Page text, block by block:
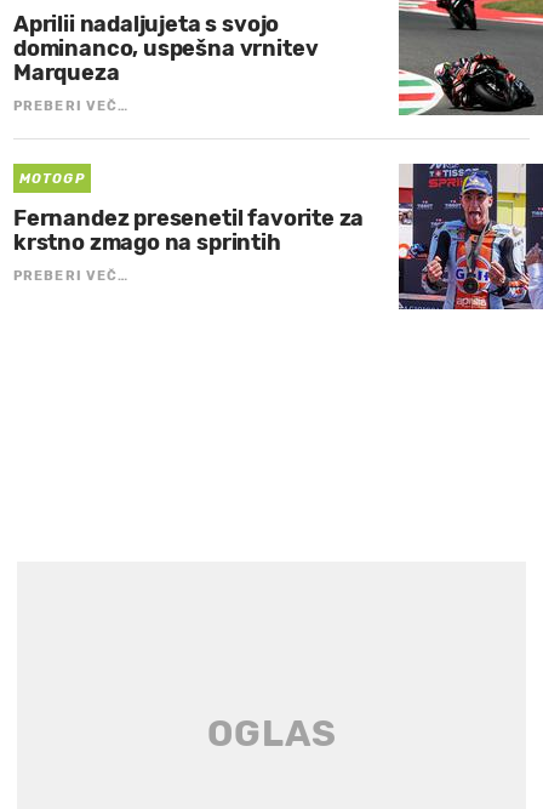
Aprilii nadaljujeta s svojo
dominanco, uspešna vrnitev
Marqueza
PREBERI VEČ…
MOTOGP
Fernandez presenetil favorite za
krstno zmago na sprintih
PREBERI VEČ…